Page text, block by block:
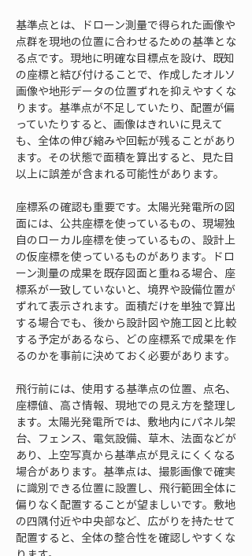
基準点とは、ドローン測量で得られた画像や
点群を現地の位置に合わせるための基準とな
る点です。現地に明確な目標点を設け、既知
の座標と結び付けることで、作成したオルソ
画像や地形データの位置ずれを抑えやすくな
ります。基準点が不足していたり、配置が偏
っていたりすると、画像はきれいに見えて
も、全体の伸び縮みや回転が残ることがあり
ます。その状態で面積を算出すると、見た目
以上に誤差が含まれる可能性があります。
座標系の確認も重要です。太陽光発電所の図
面には、公共座標を使っているもの、現場独
自のローカル座標を使っているもの、設計上
の仮座標を使っているものがあります。ドロ
ーン測量の成果を既存図面と重ねる場合、座
標系が一致していないと、境界や設備位置が
ずれて表示されます。面積だけを単独で算出
する場合でも、後から設計図や施工図と比較
する予定があるなら、どの座標系で成果を作
るのかを事前に決めておく必要があります。
飛行前には、使用する基準点の位置、点名、
座標値、高さ情報、現地での見え方を整理し
ます。太陽光発電所では、敷地内にパネル架
台、フェンス、電気設備、草木、法面などが
あり、上空写真から基準点が見えにくくなる
場合があります。基準点は、撮影画像で確実
に識別できる位置に設置し、飛行範囲全体に
偏りなく配置することが望ましいです。敷地
の四隅付近や中央部など、広がりを持たせて
配置すると、全体の整合性を確認しやすくな